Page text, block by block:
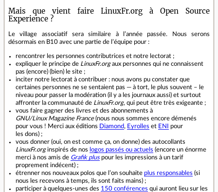
Mais que vient faire LinuxFr.org à Open Source
Experience ?
Le village associatif sera similaire à l’année passée. Nous serons
désormais en B10 avec une partie de l’équipe pour :
rencontrer les personnes contributrices et notre lectorat ;
expliquer le principe de LinuxFr.orgaux personnes qui ne connaissent
pas (encore) (bien) le site ;
inciter notre lectorat à contribuer : nous avons pu constater que
certaines personnes ne se sentaient pas — à tort, le plus souvent – le
niveau pour passer la modération (il y a les journaux aussi) et surtout
affronter la communauté de LinuxFr.org, qui peut être très exigeante ;
vous faire gagner des livres et des abonnements à
GNU/Linux Magazine France(nous nous sommes encore démenés
pour vous ! Merci aux éditions Diamond, Eyrolles et ENI
pour
les dons) ;
vous donner (oui, on est comme ça, on donne) des autocollants
LinuxFr.orginspirés de nos logos passés ou actuels (encore un énorme
merci à nos amis de Grafik pluspour les impressions à un tarif
proprement indécent) ;
étrenner nos nouveaux polos que l’on souhaite plus responsables (si
nous les recevons à temps, ils sont faits mains) ;
participer à quelques-unes des 150 conférences qui auront lieu sur les